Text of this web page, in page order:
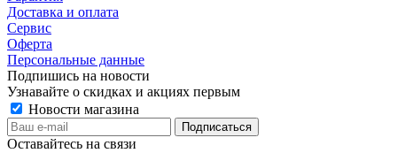
Доставка и оплата
Сервис
Оферта
Персональные данные
Подпишись на новости
Узнавайте о скидках и акциях первым
Новости магазина
Оставайтесь на связи